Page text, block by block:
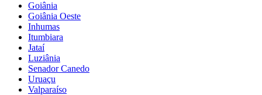
Goiânia
Goiânia Oeste
Inhumas
Itumbiara
Jataí
Luziânia
Senador Canedo
Uruaçu
Valparaíso